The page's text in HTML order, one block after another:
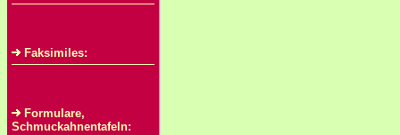
Faksimiles:
Formulare,
Schmuckahnentafeln: